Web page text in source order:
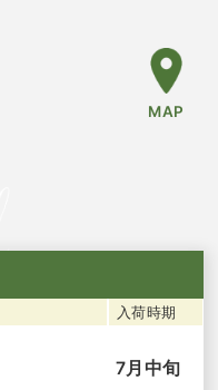
MAP
入荷時期
7月中旬